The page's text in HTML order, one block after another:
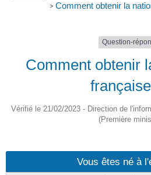
> Comment obtenir la
Question-
Comment obtenir
Vérifié le 21/02/2023 - Direction de
(Première
Vous êtes né à